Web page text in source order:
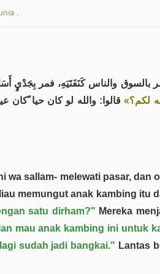
.
والناس كَنَفَتَيَهِ، فمر بِجَدْيٍ أَسَكَّ
لكم؟»قالوا: والله لو كان حيا ًكان
sallam- melewati pasar,
memungut anak kambing itu
satu dirham?" Mereka
mau anak kambing ini untuk
sudah jadi bangkai." Lantas